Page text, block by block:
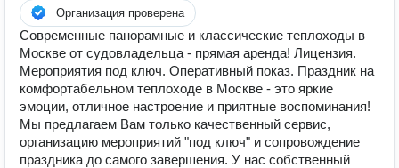
Организация проверена
Современные панорамные и классические теплоходы в
Москве от судовладельца - прямая аренда! Лицензия.
Мероприятия под ключ. Оперативный показ. Праздник на
комфортабельном теплоходе в Москве - это яркие
эмоции, отличное настроение и приятные воспоминания!
Мы предлагаем Вам только качественный сервис,
организацию мероприятий "под ключ" и сопровождение
праздника до самого завершения. У нас собственный